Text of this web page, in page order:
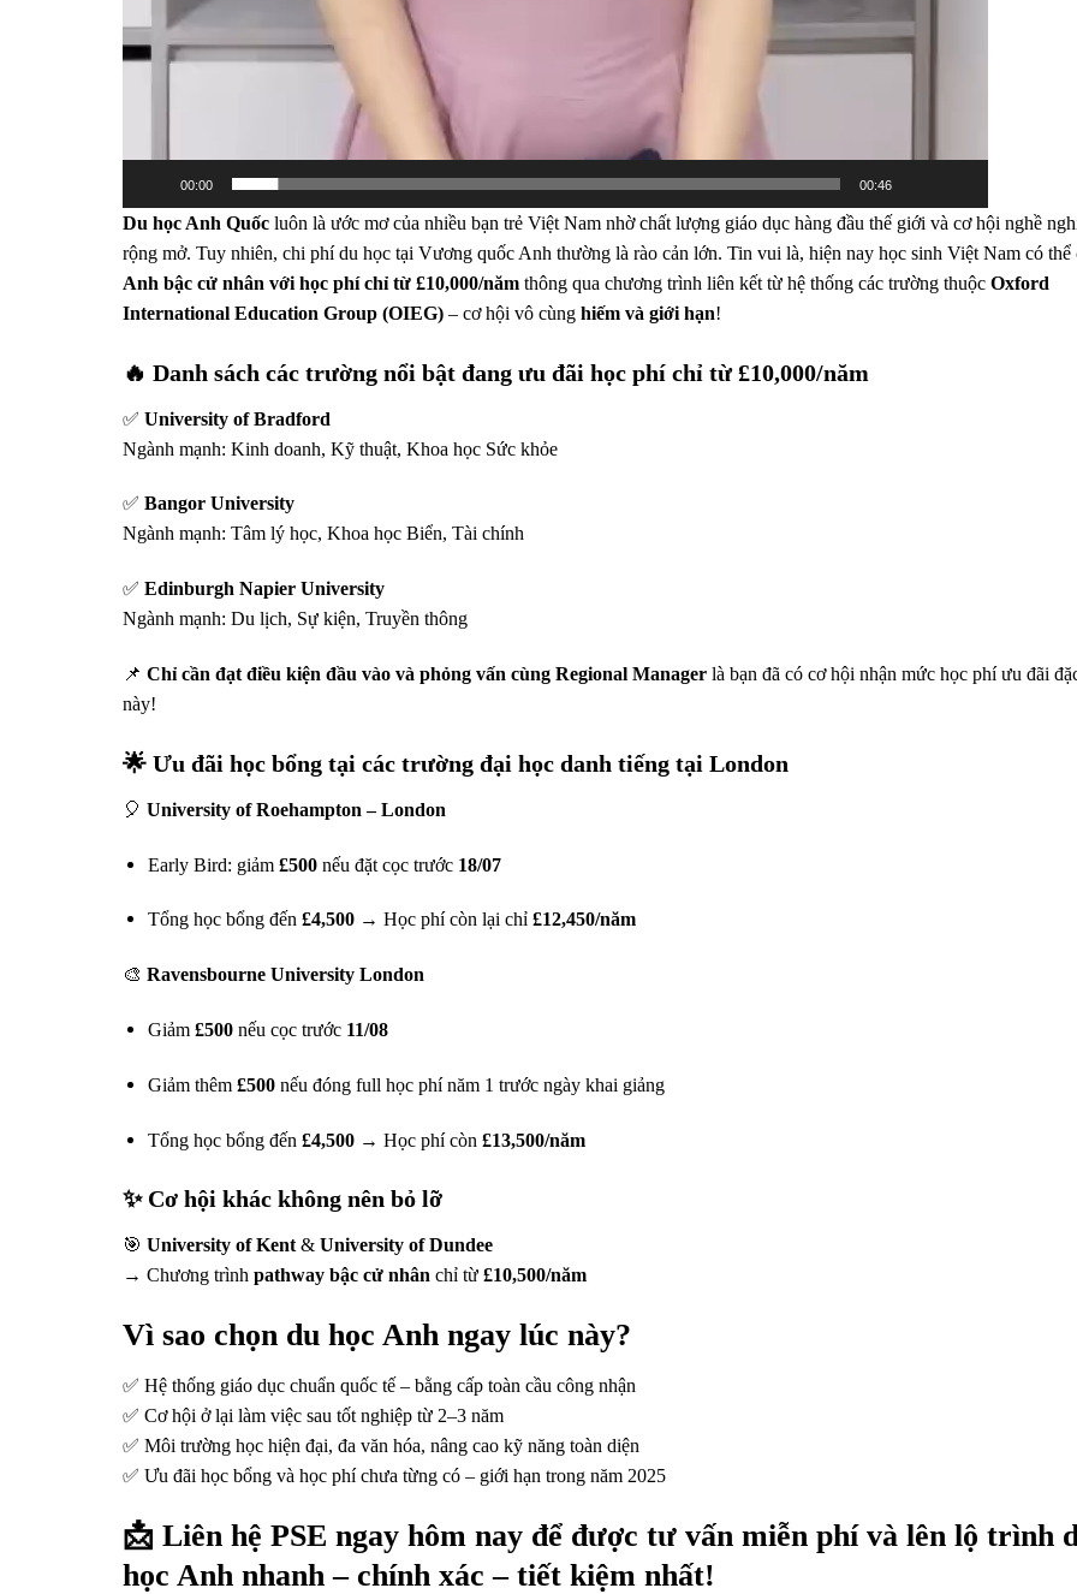
00:00 00:46
Du học Anh Quốc luôn là ước mơ của nhiều bạn trẻ Việt Nam nhờ chất lượng giáo dục hàng đầu thế giới và cơ hội nghề
rộng mở. Tuy nhiên, chi phí du học tại Vương quốc Anh thường là rào cản lớn. Tin vui là, hiện nay học sinh Việt Nam có thể
Anh bậc cử nhân với học phí chỉ từ £10,000/năm thông qua chương trình liên kết từ hệ thống các trường thuộc Oxford
International Education Group (OIEG) – cơ hội vô cùng hiếm và giới hạn!
🔥 Danh sách các trường nổi bật đang ưu đãi học phí chỉ từ £10,000/năm
✅ University of Bradford
Ngành mạnh: Kinh doanh, Kỹ thuật, Khoa học Sức khỏe
✅ Bangor University
Ngành mạnh: Tâm lý học, Khoa học Biển, Tài chính
✅ Edinburgh Napier University
Ngành mạnh: Du lịch, Sự kiện, Truyền thông
📌 Chỉ cần đạt điều kiện đầu vào và phỏng vấn cùng Regional Manager là bạn đã có cơ hội nhận mức học phí ưu đãi
này!
🌟 Ưu đãi học bổng tại các trường đại học danh tiếng tại London
🎈 University of Roehampton – London
Early Bird: giảm £500nếu đặt cọc trước 18/07
Tổng học bổng đến £4,500→ Học phí còn lại chỉ £12,450/năm
🎨 Ravensbourne University London
Giảm £500nếu cọc trước 11/08
Giảm thêm £500nếu đóng full học phí năm 1 trước ngày khai giảng
Tổng học bổng đến £4,500→ Học phí còn £13,500/năm
✨ Cơ hội khác không nên bỏ lỡ
🎯 University of Kent & University of Dundee
→ Chương trình pathway bậc cử nhân chỉ từ £10,500/năm
Vì sao chọn du học Anh ngay lúc này?
✅ Hệ thống giáo dục chuẩn quốc tế – bằng cấp toàn cầu công nhận
✅ Cơ hội ở lại làm việc sau tốt nghiệp từ 2–3 năm
✅ Môi trường học hiện đại, đa văn hóa, nâng cao kỹ năng toàn diện
✅ Ưu đãi học bổng và học phí chưa từng có – giới hạn trong năm 2025
📩 Liên hệ PSE ngay hôm nay để được tư vấn miễn phí và lên lộ trình
học Anh nhanh – chính xác – tiết kiệm nhất!